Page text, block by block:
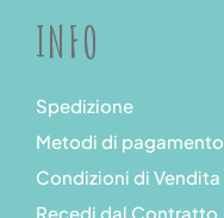
INFO
Spedizione
Metodi di pagamento
Condizioni di Vendita
Recedi dal Contratto